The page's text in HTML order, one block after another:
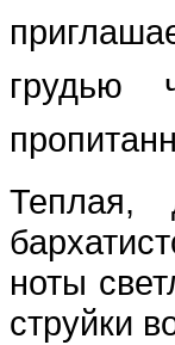
грудью
Теплая,
ноты
струйки